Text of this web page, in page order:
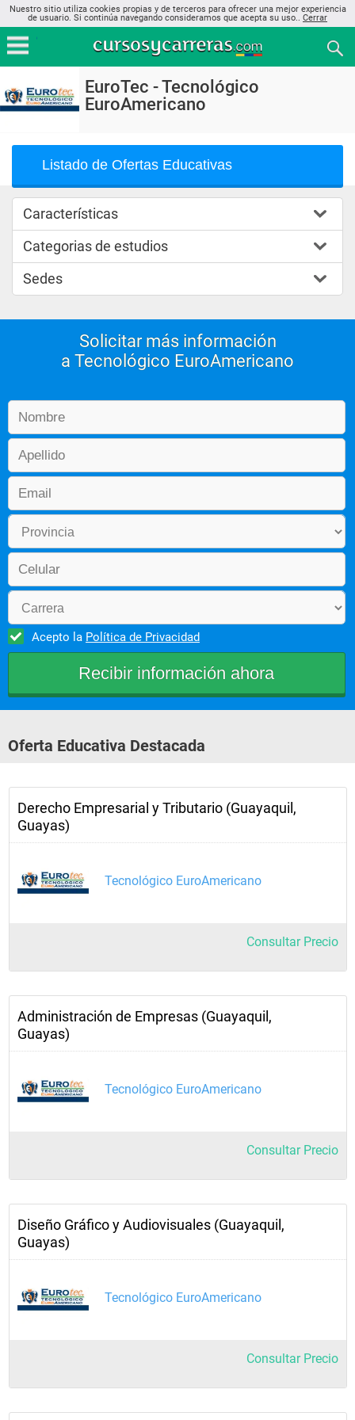
Nuestro sitio utiliza cookies propias y de terceros para ofrecer una mejor experiencia
de usuario. Si continúa navegando consideramos que acepta su uso.. Cerrar
EuroTec - Tecnológico
EuroAmericano
Listado de Ofertas Educativas
Características
Categorias de estudios
Sedes
Solicitar más información
a Tecnológico EuroAmericano
Acepto la Política de Privacidad
Oferta Educativa Destacada
Derecho Empresarial y Tributario (Guayaquil,
Guayas)
Tecnológico EuroAmericano
Consultar Precio
Administración de Empresas (Guayaquil,
Guayas)
Tecnológico EuroAmericano
Consultar Precio
Diseño Gráfico y Audiovisuales (Guayaquil,
Guayas)
Tecnológico EuroAmericano
Consultar Precio